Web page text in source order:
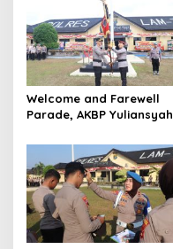
g
a
t
i
o
n
Welcome and Farewell
Parade, AKBP Yuliansyah
Lampung Timur